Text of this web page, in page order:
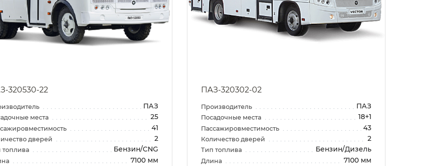
320530-22
ПАЗ
места 25
41
дверей 2
топлива Бензин/CNG
7100 мм
ПАЗ-320302-02
Производитель ПАЗ
Посадочные места 18+1
Пассажировместимость 43
Количество дверей 2
Тип топлива Бензин/Дизель
Длина 7100 мм